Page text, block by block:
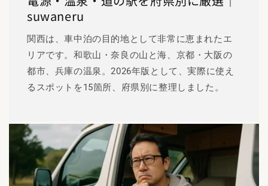
suwaneru
関西は、車中泊の目的地として非常に恵まれたエ
リアです。和歌山・奈良の山と海、京都・大阪の
都市、兵庫の温泉。2026年版として、実際に使え
るスポットを15箇所、府県別に整理しました。